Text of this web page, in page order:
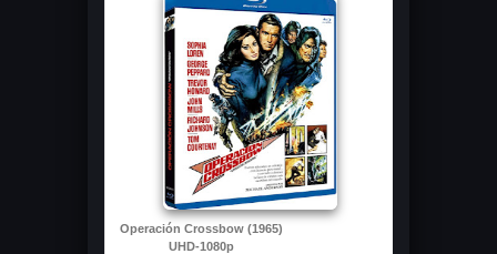
Operación Crossbow (1965)
UHD-1080p